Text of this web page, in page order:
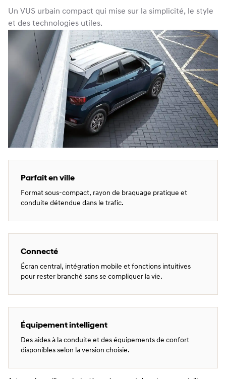
Un VUS urbain compact qui mise sur la simplicité, le style
et des technologies utiles.
Parfait en ville
Format sous-compact, rayon de braquage pratique et
conduite détendue dans le trafic.
Connecté
Écran central, intégration mobile et fonctions intuitives
pour rester branché sans se compliquer la vie.
Équipement intelligent
Des aides à la conduite et des équipements de confort
disponibles selon la version choisie.